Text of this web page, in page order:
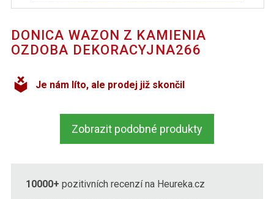
DONICA WAZON Z KAMIENIA
OZDOBA DEKORACYJNA266
Je nám líto, ale prodej již skončil
Zobrazit podobné produkty
10000+ pozitivních recenzí na Heureka.cz